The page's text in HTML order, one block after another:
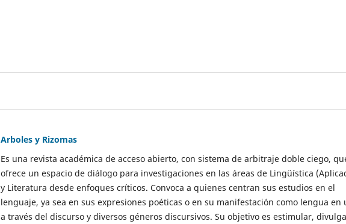
Arboles y Rizomas
Es una revista académica de acceso abierto, con sistema de arbitraje doble ciego,
ofrece un espacio de diálogo para investigaciones en las áreas de Lingüística
y Literatura desde enfoques críticos. Convoca a quienes centran sus estudios en el
lenguaje, ya sea en sus expresiones poéticas o en su manifestación como lengua en
a través del discurso y diversos géneros discursivos. Su objetivo es estimular,